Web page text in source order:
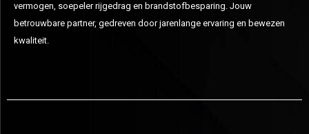
vermogen, soepeler rijgedrag en brandstofbesparing. Jouw
betrouwbare partner, gedreven door jarenlange ervaring en bewezen
kwaliteit.